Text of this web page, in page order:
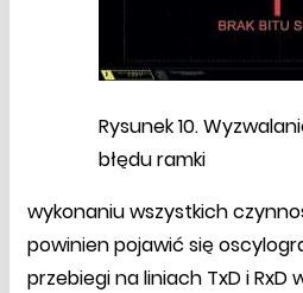
Rysunek 10.
błędu ramki
wykonaniu wszystkich
powinien pojawić się
przebiegi na liniach TxD i RxD